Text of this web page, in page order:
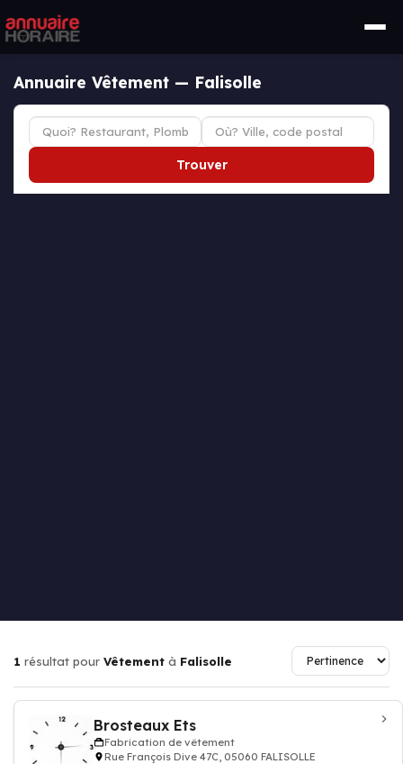
Annuaire Vêtement — Falisolle
Trouver
1 résultat pour Vêtement à Falisolle
Brosteaux Ets
Fabrication de vêtement
Rue François Dive 47C, 05060 FALISOLLE